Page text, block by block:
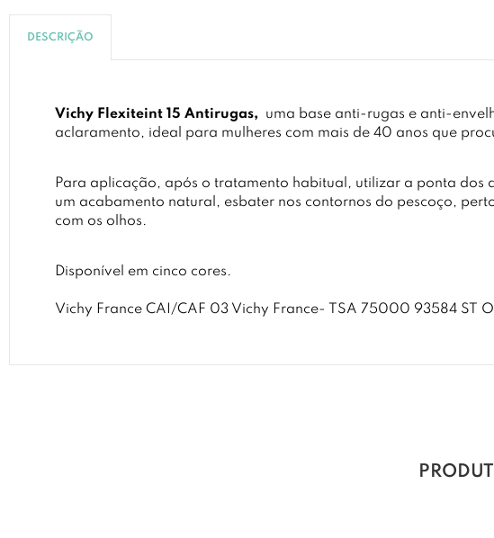
DESCRIÇÃO
Vichy Flexiteint 15 Antirugas, uma base anti-rugas e anti-
aclaramento, ideal para mulheres com mais de 40 anos que
Para aplicação, após o tratamento habitual, utilizar a ponta
um acabamento natural, esbater nos contornos do pescoço,
com os olhos.
Disponível em cinco cores.
Vichy France CAI/CAF 03 Vichy France- TSA 75000 93584 ST